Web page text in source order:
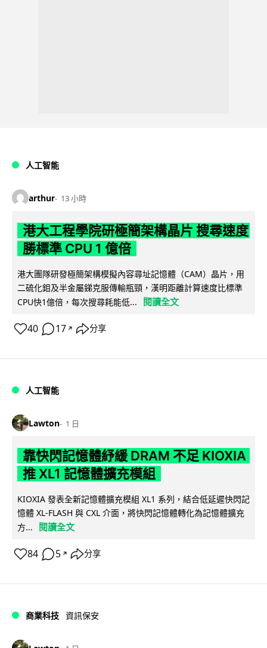
人工智能
arthur 13 小時
港大工程學院研極簡架構晶片 搜尋速度
勝標準 CPU 1 億倍
港大團隊研發極簡架構模擬內容尋址記憶體（CAM）晶片，用
二硫化鉬及半金屬銻克服傳輸瓶頸，漢明距離計算速度比標準
CPU快1億倍，每次搜尋耗能低...
閱讀全文
40 17 ↗ 分享
人工智能
Lawton 1 日
靠快閃記憶體紓緩 DRAM 不足 KIOXIA
推 XL1 記憶體擴充模組
KIOXIA 發表全新記憶體擴充模組 XL1 系列，結合低延遲快閃記
憶體 XL-FLASH 與 CXL 介面，將快閃記憶體轉化為記憶體擴充
方...
閱讀全文
84 5 ↗ 分享
商業科技 資訊保安